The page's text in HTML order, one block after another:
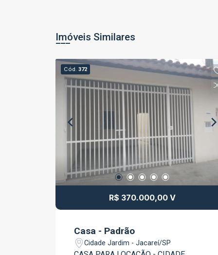
Imóveis Similares
Cód. 372
R$ 370.000,00 V
Casa - Padrão
Cidade Jardim - Jacareí/SP